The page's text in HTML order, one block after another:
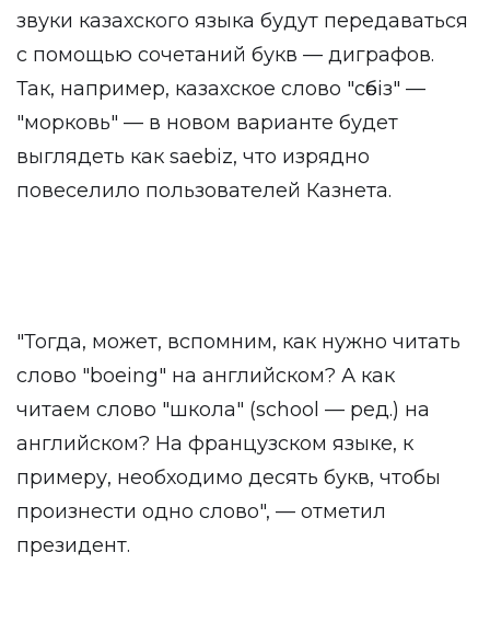
звуки казахского языка будут передаваться
с помощью сочетаний букв — диграфов.
Так, например, казахское слово "сәбіз" —
"морковь" — в новом варианте будет
выглядеть как saebiz, что изрядно
повеселило пользователей Казнета.
"Тогда, может, вспомним, как нужно читать
слово "boeing" на английском? А как
читаем слово "школа" (school — ред.) на
английском? На французском языке, к
примеру, необходимо десять букв, чтобы
произнести одно слово", — отметил
президент.